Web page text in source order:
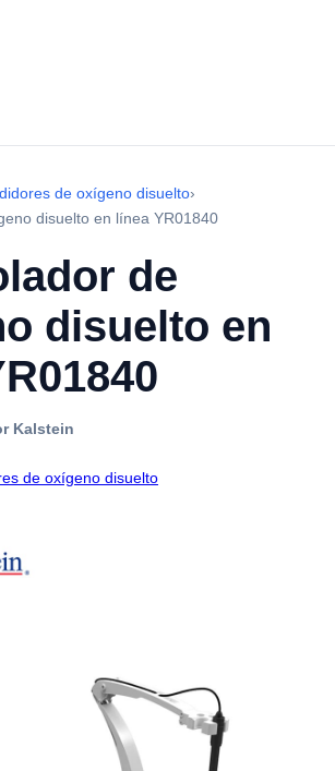
de oxígeno disuelto›
disuelto en línea YR01840
de
disuelto en
Kalstein
de oxígeno disuelto